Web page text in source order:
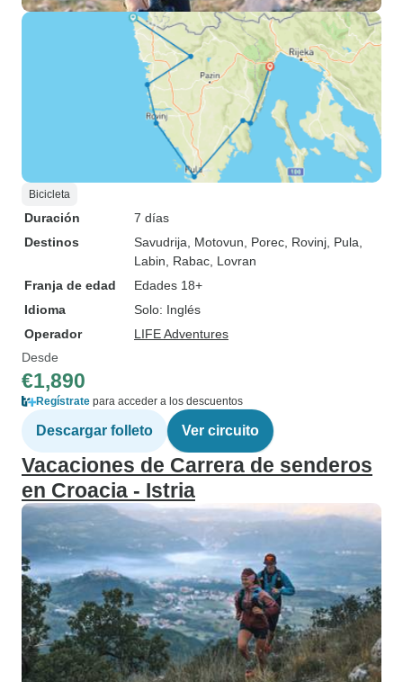
Bicicleta
Duración
7 días
Destinos
Savudrija , Motovun , Porec , Rovinj , Pula
Labin , Rabac , Lovran
Franja de edad
Edades 18+
Idioma
Solo: Inglés
Operador
LIFE Adventures
Desde
€1,890
Regístrate para acceder a los descuentos
Descargar folleto Ver circuito
Vacaciones de Carrera de senderos
en Croacia - Istria